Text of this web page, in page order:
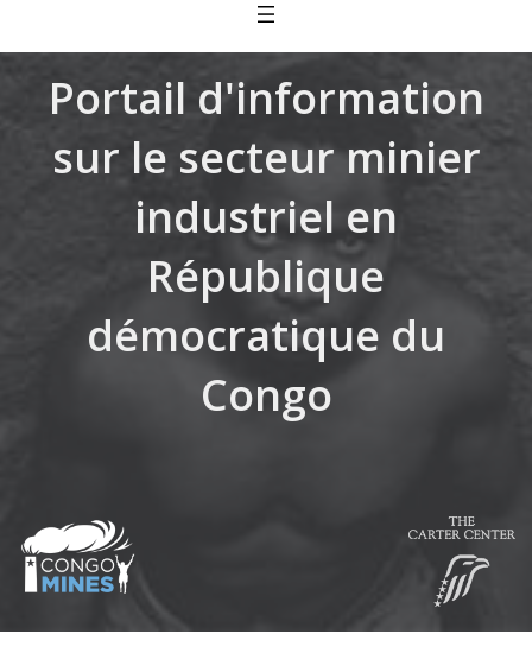
Portail d'information
sur le secteur minier
industriel en
République
démocratique du
Congo